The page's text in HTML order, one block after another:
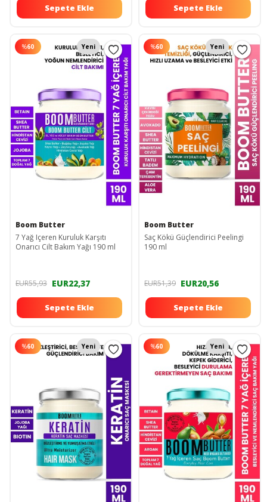
Sepete Ekle Sepete Ekle
%60 Yeni
Boom Butter
7 Yağ Içeren Kuruluk Karşıtı
Onarıcı Cilt Bakım Yağı 190 ml
EUR55,93 EUR22,37
Sepete Ekle
%60 Yeni
Boom Butter
Saç Kökü Güçlendirici Peelingi
190 ml
EUR51,39 EUR20,56
Sepete Ekle
%60 Yeni %60 Yeni